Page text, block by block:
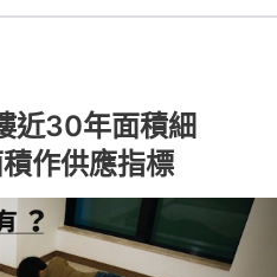
近30年面積細
作供應指標